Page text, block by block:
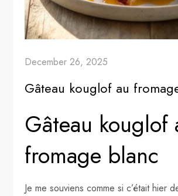
December 26, 2025
Gâteau kouglof au
Gâteau kouglof
fromage blanc
Je me souviens comme si c’était hier